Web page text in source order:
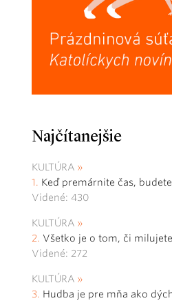
Najčítanejšie
KULTÚRA
Keď premárnite čas,
Videné: 430
KULTÚRA
Všetko je o tom, či
Videné: 272
KULTÚRA
Hudba je pre mňa ako